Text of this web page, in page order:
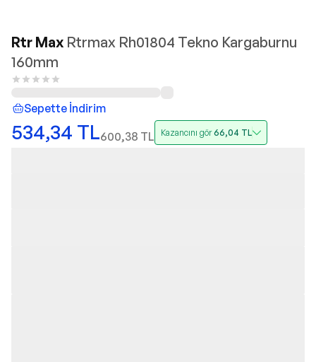
Rtr Max Rtrmax Rh01804 Tekno Kargaburnu
160mm
Sepette İndirim
534,34 TL600,38 TL Kazancını gör66,04 TL